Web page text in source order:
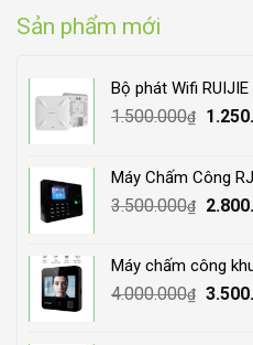
Sản phẩm mới
Bộ phát Wifi RUIJIE
1.500.000₫
Máy Chấm Công
3.500.000₫
Máy chấm công
4.000.000₫